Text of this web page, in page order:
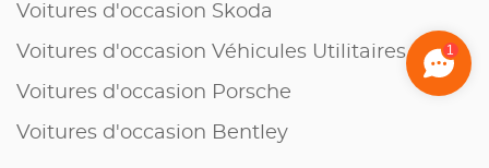
Voitures d'occasion Skoda
Voitures d'occasion Véhicules Utilitaires
Voitures d'occasion Porsche
Voitures d'occasion Bentley
1